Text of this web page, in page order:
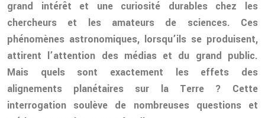
grand intérêt et une curiosité durables chez les
chercheurs et les amateurs de sciences. Ces
phénomènes astronomiques, lorsqu’ils se produisent,
attirent l’attention des médias et du grand public.
Mais quels sont exactement les effets des
alignements planétaires sur la Terre ? Cette
interrogation soulève de nombreuses questions et